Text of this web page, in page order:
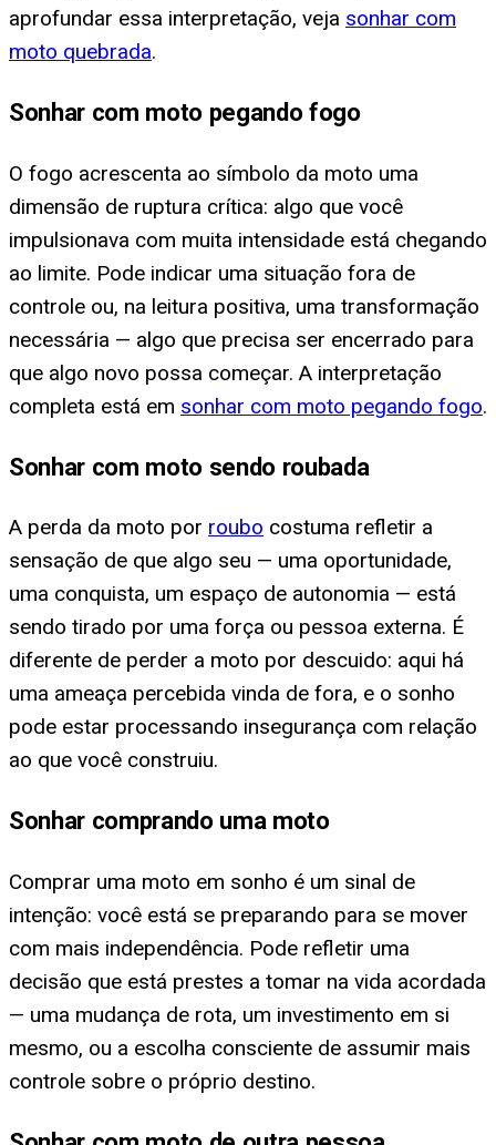
aprofundar essa interpretação, veja sonhar com
moto quebrada.
Sonhar com moto pegando fogo
O fogo acrescenta ao símbolo da moto uma
dimensão de ruptura crítica: algo que você
impulsionava com muita intensidade está chegando
ao limite. Pode indicar uma situação fora de
controle ou, na leitura positiva, uma transformação
necessária — algo que precisa ser encerrado para
que algo novo possa começar. A interpretação
completa está em sonhar com moto pegando fogo.
Sonhar com moto sendo roubada
A perda da moto por roubo costuma refletir a
sensação de que algo seu — uma oportunidade,
uma conquista, um espaço de autonomia — está
sendo tirado por uma força ou pessoa externa. É
diferente de perder a moto por descuido: aqui há
uma ameaça percebida vinda de fora, e o sonho
pode estar processando insegurança com relação
ao que você construiu.
Sonhar comprando uma moto
Comprar uma moto em sonho é um sinal de
intenção: você está se preparando para se mover
com mais independência. Pode refletir uma
decisão que está prestes a tomar na vida acordada
— uma mudança de rota, um investimento em si
mesmo, ou a escolha consciente de assumir mais
controle sobre o próprio destino.